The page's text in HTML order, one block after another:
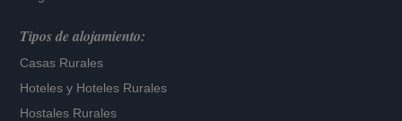
Tipos de alojamiento:
Casas Rurales
Hoteles y Hoteles Rurales
Hostales Rurales